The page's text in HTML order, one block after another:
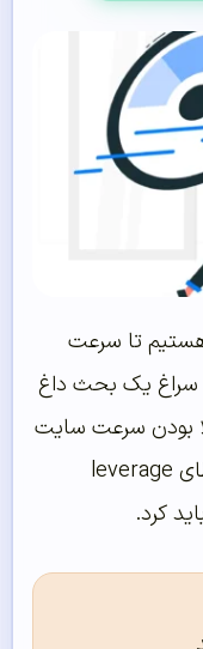
تا سرعت
سراغ یک بحث داغ
بودن سرعت سایت
صحبت کنیم. اما ببینیم برای رفع خطای leverage